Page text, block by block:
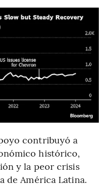
contribuyó a
histórico,
y la peor crisis
de América Latina.